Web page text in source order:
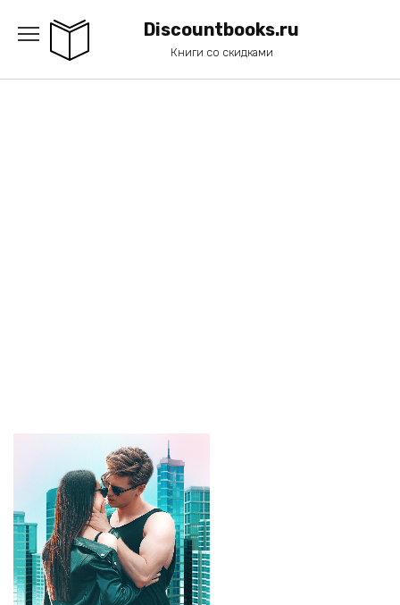
содержанию
Discountbooks.ru
Книги со скидками